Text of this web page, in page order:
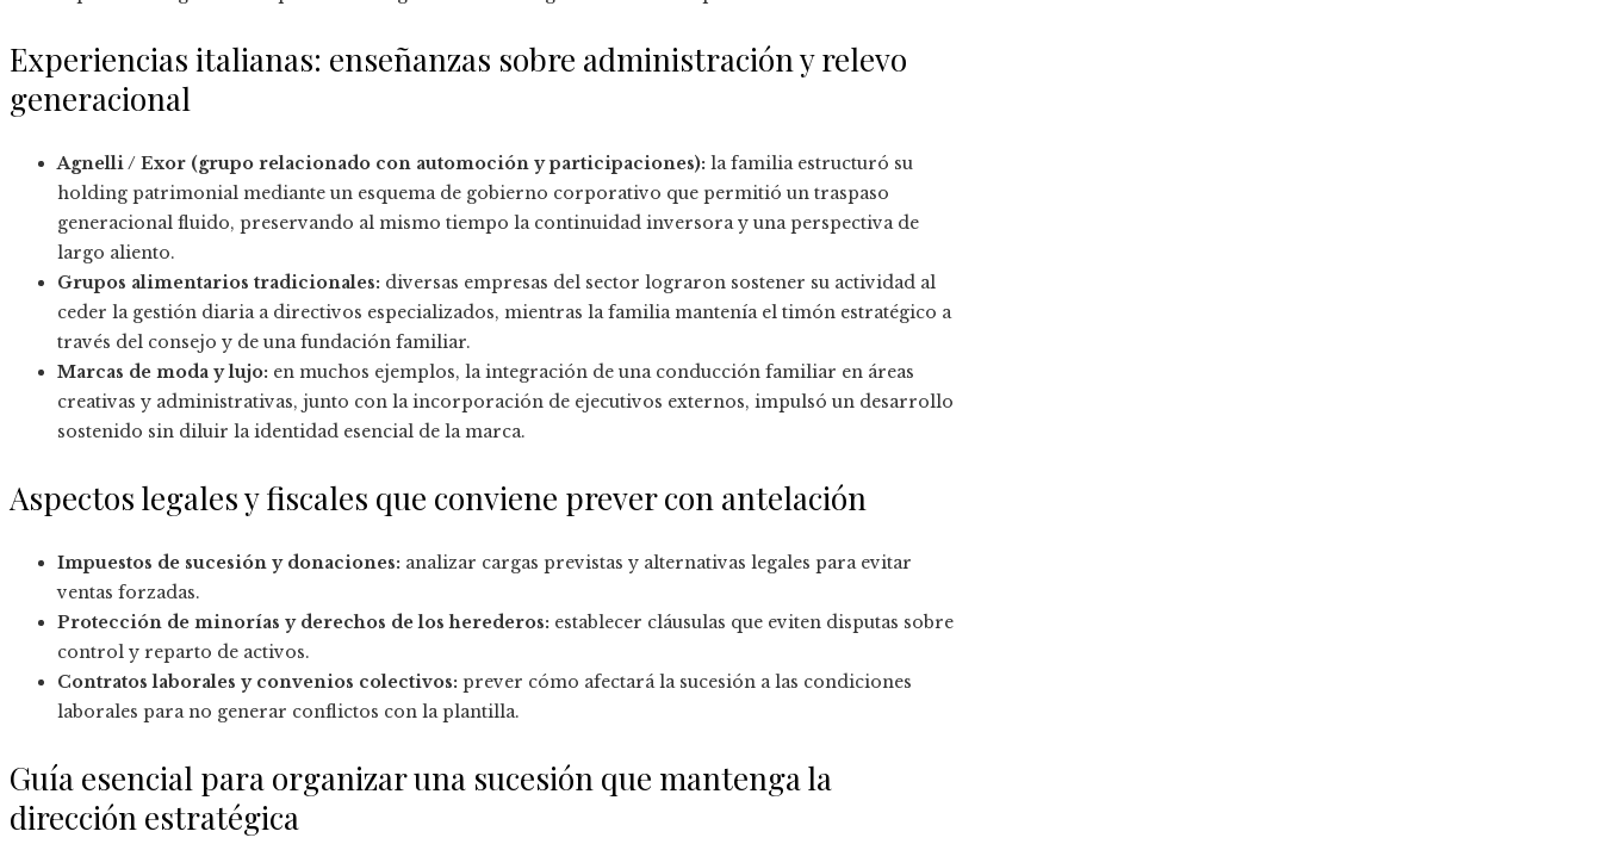
Experiencias italianas: enseñanzas sobre administración y relevo
generacional
Agnelli / Exor (grupo relacionado con automoción y participaciones): la familia estructuró su
holding patrimonial mediante un esquema de gobierno corporativo que permitió un traspaso
generacional fluido, preservando al mismo tiempo la continuidad inversora y una perspectiva de
largo aliento.
Grupos alimentarios tradicionales: diversas empresas del sector lograron sostener su actividad al
ceder la gestión diaria a directivos especializados, mientras la familia mantenía el timón estratégico a
través del consejo y de una fundación familiar.
Marcas de moda y lujo: en muchos ejemplos, la integración de una conducción familiar en áreas
creativas y administrativas, junto con la incorporación de ejecutivos externos, impulsó un desarrollo
sostenido sin diluir la identidad esencial de la marca.
Aspectos legales y fiscales que conviene prever con antelación
Impuestos de sucesión y donaciones: analizar cargas previstas y alternativas legales para evitar
ventas forzadas.
Protección de minorías y derechos de los herederos: establecer cláusulas que eviten disputas sobre
control y reparto de activos.
Contratos laborales y convenios colectivos: prever cómo afectará la sucesión a las condiciones
laborales para no generar conflictos con la plantilla.
Guía esencial para organizar una sucesión que mantenga la
dirección estratégica